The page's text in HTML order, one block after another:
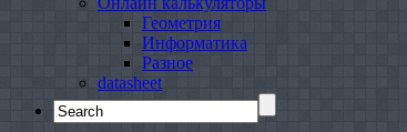
Геометрия
Информатика
Разное
datasheet
Search
for: